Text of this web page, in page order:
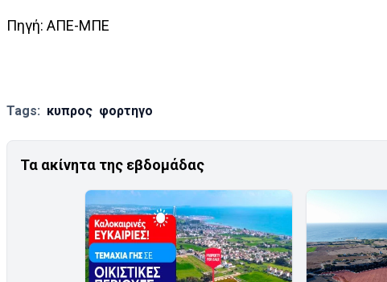
Πηγή: ΑΠΕ-ΜΠΕ
Tags: κυπρος φορτηγο
Τα ακίνητα της εβδομάδας